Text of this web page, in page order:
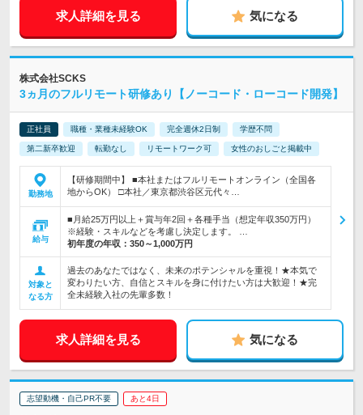
求人詳細を見る 気になる
株式会社SCKS
3ヵ月のフルリモート研修あり【ノーコード・ローコード開発】
正社員 職種・業種未経験OK 完全週休2日制 学歴不問
第二新卒歓迎 転勤なし リモートワーク可 女性のおしごと掲載中
勤務地
【研修期間中】 ■本社またはフルリモートオンライン（全国各
地からOK） □本社／東京都渋谷区元代々…
給与
■月給25万円以上＋賞与年2回＋各種手当（想定年収350万円）
※経験・スキルなどを考慮し決定します。 …
初年度の年収： 350～1,000万円
対象と
なる方
過去のあなたではなく、未来のポテンシャルを重視！★本気で
変わりたい方、自信とスキルを身に付けたい方は大歓迎！★完
全未経験入社の先輩多数！
求人詳細を見る 気になる
志望動機・自己PR不要 あと4日